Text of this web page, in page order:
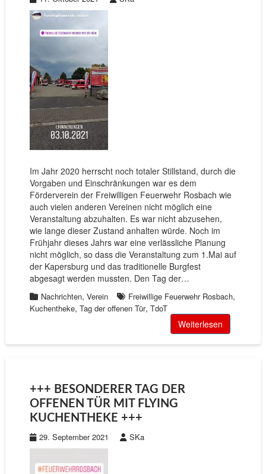
Im Jahr 2020 herrscht noch totaler Stillstand, durch die
Vorgaben und Einschränkungen war es dem
Förderverein der Freiwilligen Feuerwehr Rosbach wie
auch vielen anderen Vereinen nicht möglich eine
Veranstaltung abzuhalten. Es war nicht abzusehen,
wie lange dieser Zustand anhalten würde. Noch im
Frühjahr dieses Jahrs war eine verlässliche Planung
nicht möglich, so dass die Veranstaltung zum 1.Mai auf
der Kapersburg und das traditionelle Burgfest
abgesagt werden mussten. Den Tag der…
Nachrichten, Verein Freiwillige Feuerwehr Rosbach,
Kuchentheke, Tag der offenen Tür, TdoT
Weiterlesen
+++ BESONDERER TAG DER
OFFENEN TÜR MIT FLYING
KUCHENTHEKE +++
29. September 2021 SKa